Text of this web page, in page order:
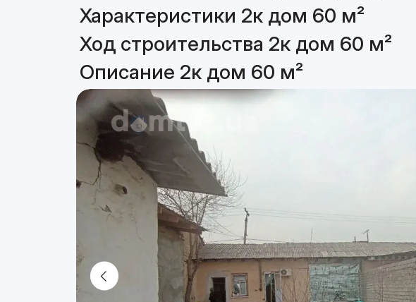
Характеристики 2к дом 60 м²
Ход строительства 2к дом 60 м²
Описание 2к дом 60 м²